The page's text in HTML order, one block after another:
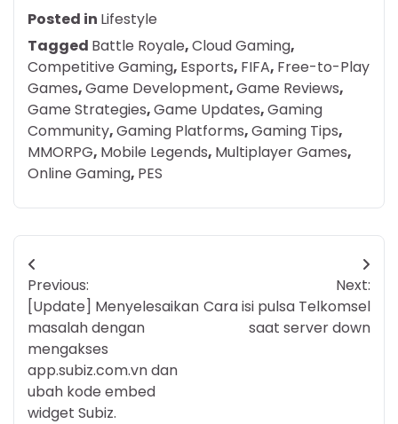
Posted in Lifestyle
Tagged Battle Royale,Cloud Gaming,
Competitive Gaming, Esports, FIFA, Free-to-Play
Games,Game Development,Game Reviews,
Game Strategies,Game Updates,Gaming
Community,Gaming Platforms,Gaming Tips,
MMORPG, Mobile Legends, Multiplayer Games,
Online Gaming, PES
Post
navigation
Previous:
[Update] Menyelesaikan
masalah dengan
mengakses
app.subiz.com.vn dan
ubah kode embed
widget Subiz.
Next:
Cara isi pulsa Telkomsel
saat server down